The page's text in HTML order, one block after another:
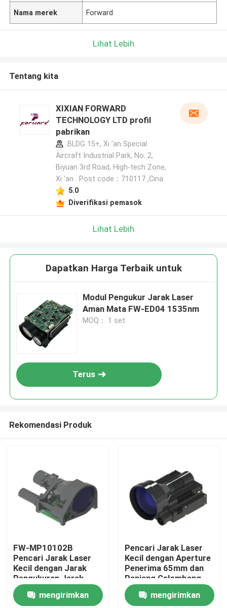
Produk
video
Nama merek Forward
Lihat Lebih
Tentang kita
XIXIAN FORWARD
TECHNOLOGY LTD profil
pabrikan
BLDG 15+, Xi 'an Special
Aircraft Industrial Park, No. 2,
Biyuan 3rd Road, High-tech Zone,
Xi 'an . Post code：710117 ,Cina
5.0
Diverifikasi pemasok
Lihat Lebih
Dapatkan Harga Terbaik untuk
Modul Pengukur Jarak Laser
Aman Mata FW-ED04 1535nm
MOQ： 1 set
Terus
Rekomendasi Produk
FW-MP10102B
Pencari Jarak Laser
Kecil dengan Jarak
Pengukuran Jarak
80m-10000m
mengirimkan
Pencari Jarak Laser
Kecil dengan Aperture
Penerima 65mm dan
Panjang Gelombang
Komunikasi RS422
mengirimkan